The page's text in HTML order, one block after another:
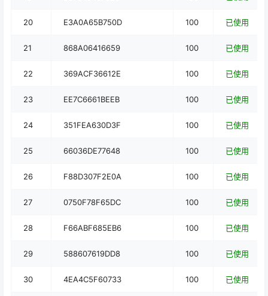
20 E3A0A65B750D 100 已使用
21 868A06416659 100 已使用
22 369ACF36612E 100 已使用
23 EE7C6661BEEB 100 已使用
24 351FEA630D3F 100 已使用
25 66036DE77648 100 已使用
26 F88D307F2E0A 100 已使用
27 0750F78F65DC 100 已使用
28 F66ABF685EB6 100 已使用
29 588607619DD8 100 已使用
30 4EA4C5F60733 100 已使用